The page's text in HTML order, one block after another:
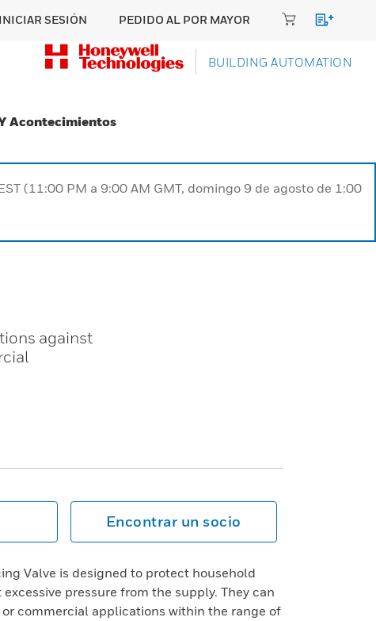
INICIAR SESIÓN PEDIDO AL POR MAYOR
BUILDING AUTOMATION
Acontecimientos
(11:00 PM a 9:00 AM GMT, domingo 9 de agosto de 1:00
against
Encontrar un socio
Valve is designed to protect household
pressure from the supply. They can
commercial applications within the range of